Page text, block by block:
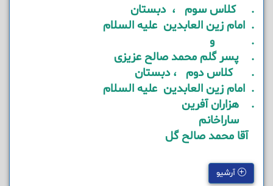
. کلاس سوم ، دبستان
. امام زین العابدین علیه السلام
. و
. پسر گلم محمد صالح عزیزی
. کلاس دوم ، دبستان
. امام زین العابدین علیه السلام
. هزاران آفرین
ساراخانم
آقا محمد صالح گل
آرشیو